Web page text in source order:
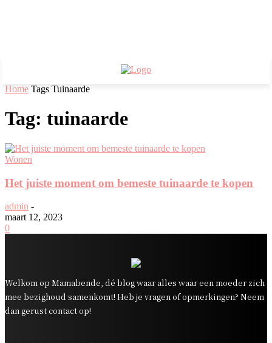
Home Tags Tuinaarde
Tag: tuinaarde
Wonen
Het juiste moment om bemeste tuinaarde te kopen
admin -
maart 12, 2023
0
Welkom op Mamabende, dé blog waar alles waar een moeder zich
mee bezighoud samenkomt! Heb je vragen of opmerkingen? Neem
dan gerust contact op!